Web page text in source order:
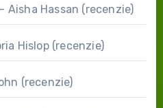
Aisha Hassan (recenzie)
Hislop (recenzie)
(recenzie)